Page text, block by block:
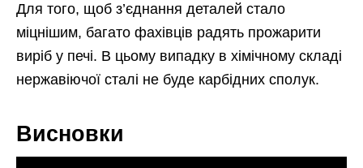
Для того, щоб з’єднання деталей стало
міцнішим, багато фахівців радять прожарити
виріб у печі. В цьому випадку в хімічному складі
нержавіючої сталі не буде карбідних сполук.
Висновки